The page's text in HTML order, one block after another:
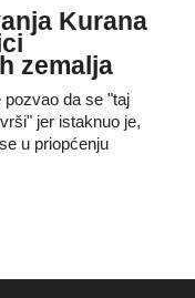
Kurana
zemalja
pozvao da se "taj
jer istaknuo je,
u priopćenju